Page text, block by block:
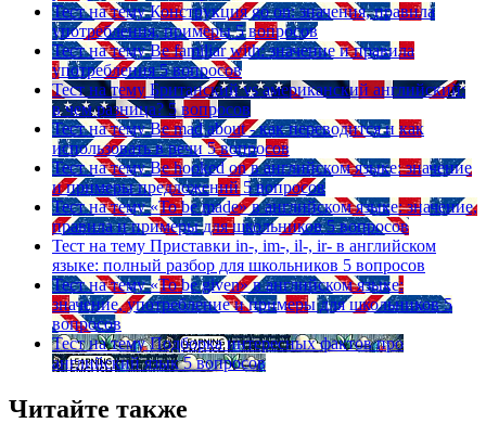
Тест на тему Конструкция go on: значения, правила
употребления, примеры 5 вопросов
Тест на тему Be familiar with: значение и правила
употребления 5 вопросов
Тест на тему Британский vs американский английский:
в чем разница? 5 вопросов
Тест на тему Be mad about - как переводится и как
использовать в речи 5 вопросов
Тест на тему Be hooked on в английском языке: значение
и примеры предложений 5 вопросов
Тест на тему «To be made» в английском языке: значение,
правила и примеры для школьников 5 вопросов
Тест на тему Приставки in-, im-, il-, ir- в английском
языке: полный разбор для школьников 5 вопросов
Тест на тему «To be given» в английском языке:
значение, употребление и примеры для школьников 5
вопросов
Тест на тему Подборка интересных фактов про
английский язык 5 вопросов
Читайте также